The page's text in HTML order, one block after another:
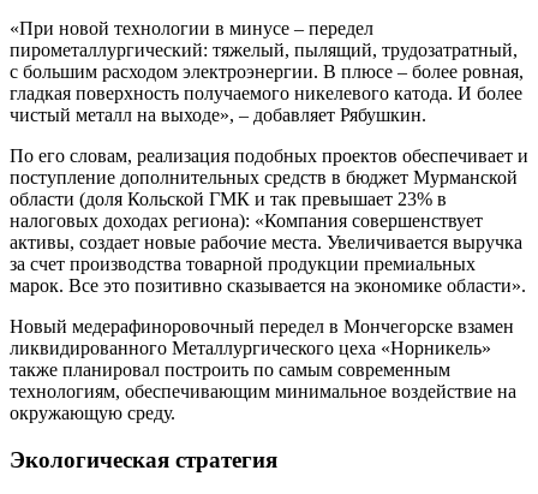
«При новой технологии в минусе – передел
пирометаллургический: тяжелый, пылящий, трудозатратный,
с большим расходом электроэнергии. В плюсе – более ровная,
гладкая поверхность получаемого никелевого катода. И более
чистый металл на выходе», – добавляет Рябушкин.
По его словам, реализация подобных проектов обеспечивает и
поступление дополнительных средств в бюджет Мурманской
области (доля Кольской ГМК и так превышает 23% в
налоговых доходах региона): «Компания совершенствует
активы, создает новые рабочие места. Увеличивается выручка
за счет производства товарной продукции премиальных
марок. Все это позитивно сказывается на экономике области».
Новый медерафиноровочный передел в Мончегорске взамен
ликвидированного Металлургического цеха «Норникель»
также планировал построить по самым современным
технологиям, обеспечивающим минимальное воздействие на
окружающую среду.
Экологическая стратегия